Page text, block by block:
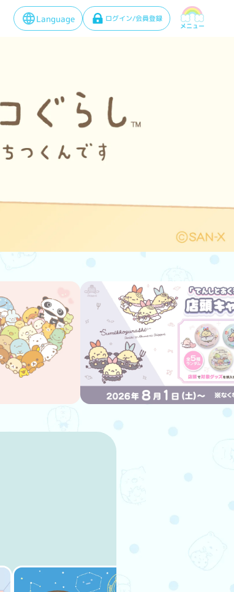
Language ログイン/会員登録
メニュー